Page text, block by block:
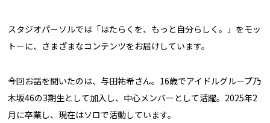
スタジオパーソルでは「はたらくを、もっと自分らしく。」をモッ
トーに、さまざまなコンテンツをお届けしています。
今回お話を聞いたのは、与田祐希さん。16歳でアイドルグループ乃
木坂46の3期生として加入し、中心メンバーとして活躍。2025年2
月に卒業し、現在はソロで活動しています。